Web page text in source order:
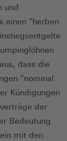
und
einen "herben
dass die
"nominal
Kündigungen
der
Bedeutung.
mit den